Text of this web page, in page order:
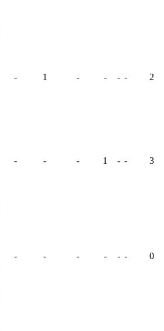
- 1 - - - - 2
- - - 1 - - 3
- - - - - - 0